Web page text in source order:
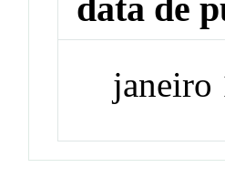
data de
janeiro